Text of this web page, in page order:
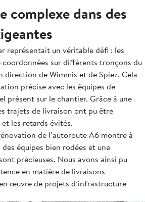
complexe dans des
représentait un véritable défi : les
sur différents tronçons du
de Wimmis et de Spiez. Cela
précise avec les équipes de
présent sur le chantier. Grâce à une
trajets de livraison ont pu être
les retards évités.
de l’autoroute A6 montre à
équipes bien rodées et une
précieuses. Nous avons ainsi pu
en matière de livraisons
œuvre de projets d’infrastructure